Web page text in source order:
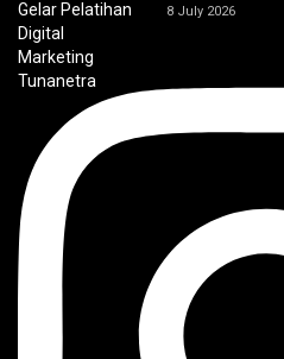
8 July 2026